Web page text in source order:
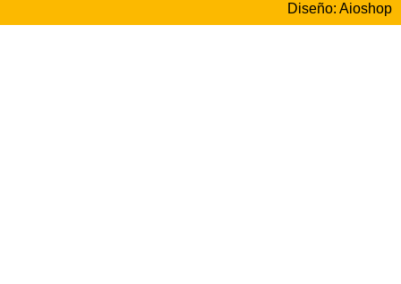
Diseño: Aioshop